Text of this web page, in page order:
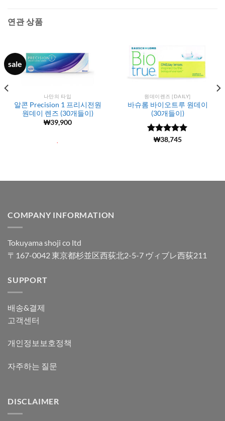
연관 상품
sale
나만의 타입
알콘 Precision 1 프리시전원
원데이 렌즈 (30개들이)
₩39,900
.
원데이렌즈 [DAILY]
바슈롬 바이오트루 원데이
(30개들이)
5 중에서
(494)
₩38,745
COMPANY INFORMATION
Tokuyama shoji co ltd
〒167-0042 東京都杉並区西荻北2-5-7 ヴィブレ西荻211
SUPPORT
배송&결제
고객센터
개인정보보호정책
자주하는 질문
DISCLAIMER